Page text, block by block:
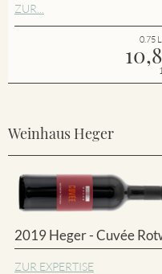
ZUR...
0.75
Weinhaus Heger
2019 Heger - Cuvée
ZUR EXPERTISE